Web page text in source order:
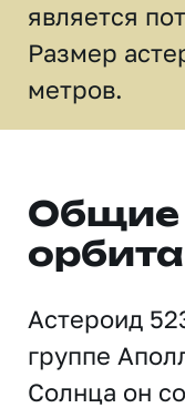
является
Размер
метров.
Общие
орбита
Астероид
группе
Солнца он